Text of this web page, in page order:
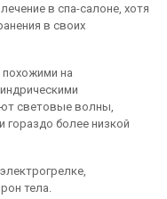
в спа-салоне, хотя
в своих
на
световые волны,
гораздо более низкой
тела.